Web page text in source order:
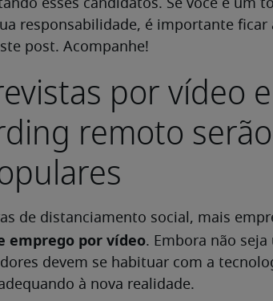
esses candidatos. Se você é um
responsabilidade, é importante ficar
post. Acompanhe!
por vídeo
remoto
de distanciamento social, mais
emprego por vídeo. Embora não
devem se habituar com a
à nova realidade.